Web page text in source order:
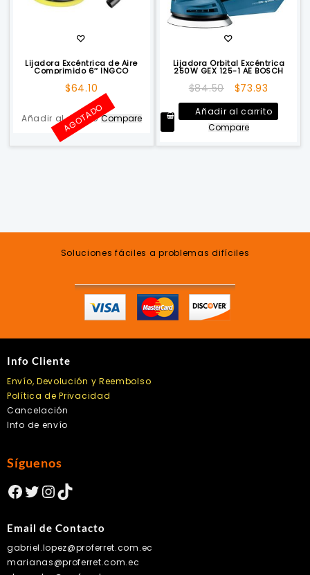
Lijadora Excéntrica de Aire
Comprimido 6″ INGCO
$64.10
Añadir al carrito
AGOTADOCompare
Lijadora Orbital Excéntrica
250W GEX 125-1 AE BOSCH
$84.50
El
precio
original
era:
$84.50.
$73.93
precio
actual
$73.93.
Añadir al carrito
Compare
Soluciones fáciles a problemas difíciles
Info Cliente
Envío, Devolución y Reembolso
Política de Privacidad
Cancelación
Info de envío
Síguenos
Facebook
Twitter
Instagram
TikTok
Email de Contacto
gabriel.lopez@proferret.com.ec
marianas@proferret.com.ec